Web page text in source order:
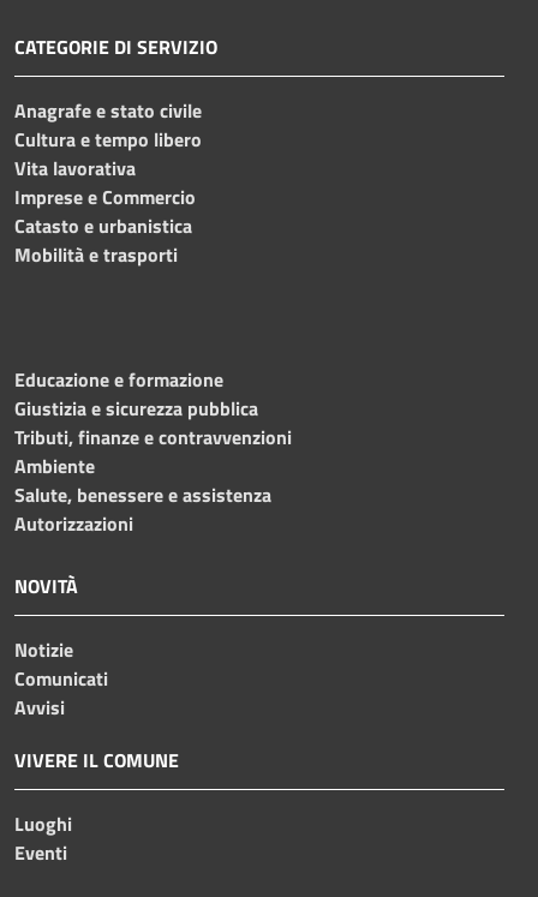
CATEGORIE DI SERVIZIO
Anagrafe e stato civile
Cultura e tempo libero
Vita lavorativa
Imprese e Commercio
Catasto e urbanistica
Mobilità e trasporti
Educazione e formazione
Giustizia e sicurezza pubblica
Tributi, finanze e contravvenzioni
Ambiente
Salute, benessere e assistenza
Autorizzazioni
NOVITÀ
Notizie
Comunicati
Avvisi
VIVERE IL COMUNE
Luoghi
Eventi